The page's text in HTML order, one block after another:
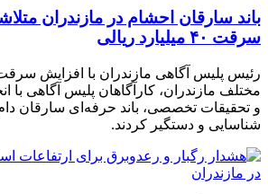
باند سارقان احشام در مازندران
سرقت ۴۰ میلیارد ریالی
رئیس پلیس آگاهی مازندران با افزایش
مختلف مازندران، کارآگاهان پلیس آگاهی با
شناسایی و دستگیر کردند.